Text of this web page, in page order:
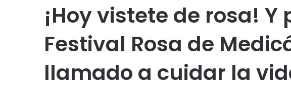
¡Hoy vistete de rosa!
Festival Rosa de
llamado a cuidar la